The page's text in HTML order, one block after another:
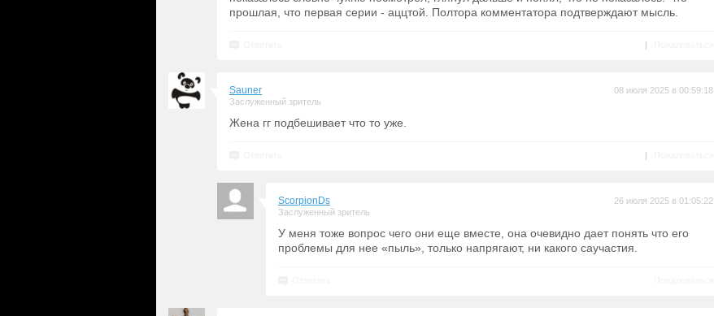
прошлая, что первая серии - аццтой. Полтора комментатора подтверждают мысль.
|
Sauner
Заслуженный зритель
08 июля 2025 в 00:59:18
Жена гг подбешивает что то уже.
|
ScorpionDs
Заслуженный зритель
26 июля 2025 в 01:05:22
У меня тоже вопрос чего они еще вместе, она очевидно дает понять что его
проблемы для нее «пыль», только напрягают, ни какого саучастия.